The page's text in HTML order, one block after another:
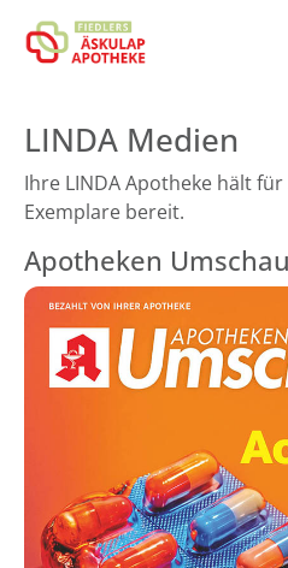
LINDA Medien
Ihre LINDA Apotheke hält
Exemplare bereit.
Apotheken Umschau